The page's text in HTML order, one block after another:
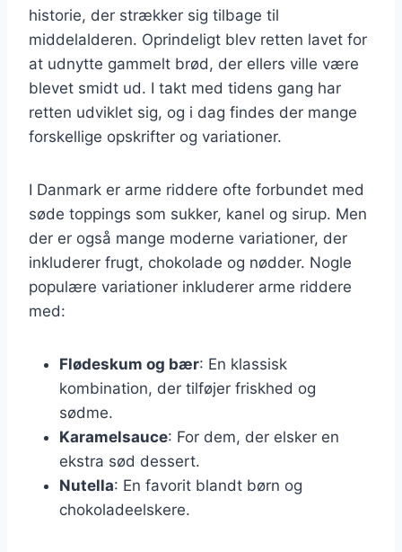
historie, der strækker sig tilbage til
middelalderen. Oprindeligt blev retten lavet for
at udnytte gammelt brød, der ellers ville være
blevet smidt ud. I takt med tidens gang har
retten udviklet sig, og i dag findes der mange
forskellige opskrifter og variationer.
I Danmark er arme riddere ofte forbundet med
søde toppings som sukker, kanel og sirup. Men
der er også mange moderne variationer, der
inkluderer frugt, chokolade og nødder. Nogle
populære variationer inkluderer arme riddere
med:
Flødeskum og bær: En klassisk
kombination, der tilføjer friskhed og
sødme.
Karamelsauce: For dem, der elsker en
ekstra sød dessert.
Nutella: En favorit blandt børn og
chokoladeelskere.